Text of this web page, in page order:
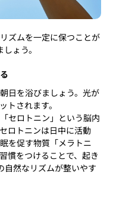
ズムを一定に保つことが
ょう。
日を浴びましょう。光が
トされます。
セロトニン」という脳内
ロトニンは日中に活動
を促す物質「メラトニ
慣をつけることで、起き
然なリズムが整いやす